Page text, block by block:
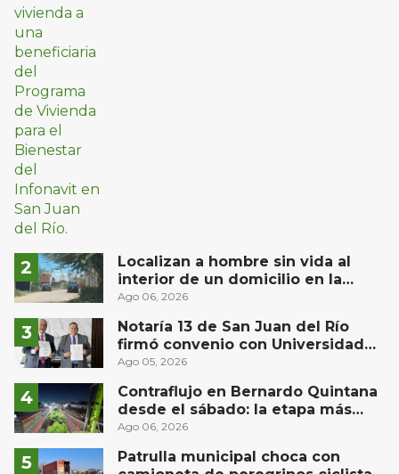
Localizan a hombre sin vida al
interior de un domicilio en la
comunidad El Rodeo, San Juan del
Ago 06, 2026
Notaría 13 de San Juan del Río
firmó convenio con Universidad
Privada del Bajío para recibir
Ago 05, 2026
Contraflujo en Bernardo Quintana
desde el sábado: la etapa más
compleja del operativo vial
Ago 06, 2026
Patrulla municipal choca con